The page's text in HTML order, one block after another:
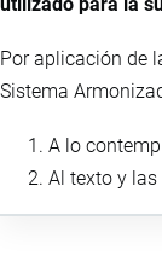
Por aplicación de
Sistema
A lo
Al texto y